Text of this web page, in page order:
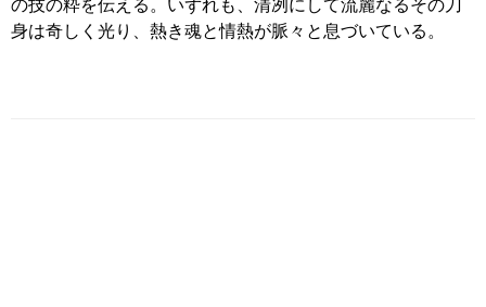
の技の粋を伝える。いずれも、清冽にして流麗なるその刀
身は奇しく光り、熱き魂と情熱が脈々と息づいている。